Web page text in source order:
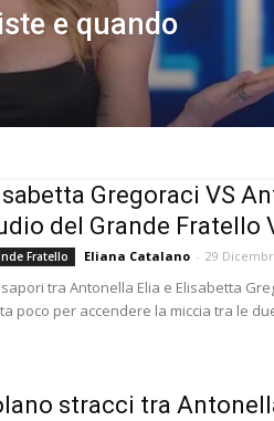
e quando
Gregoraci VS
del Grande Fratello
Fratello Eliana Catalano - 29
tra Antonella Elia e Elisabetta
poco per accendere la miccia tra le
stracci tra